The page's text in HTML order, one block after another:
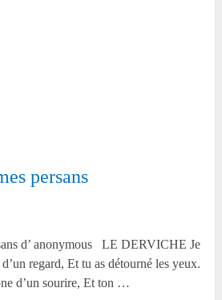
persans
d’ anonymous LE DERVICHE Je
regard, Et tu as détourné les yeux.
d’un sourire, Et ton …